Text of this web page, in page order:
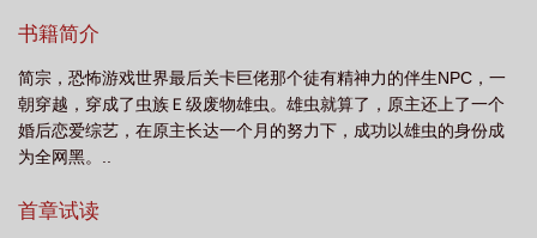
书籍简介
简宗，恐怖游戏世界最后关卡巨佬那个徒有精神力的伴生NPC，一
朝穿越，穿成了虫族Ｅ级废物雄虫。雄虫就算了，原主还上了一个
婚后恋爱综艺，在原主长达一个月的努力下，成功以雄虫的身份成
为全网黑。..
首章试读